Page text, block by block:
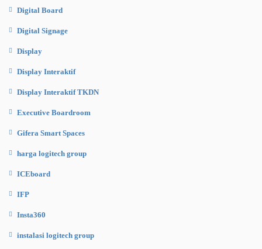
Digital Board
Digital Signage
Display
Display Interaktif
Display Interaktif TKDN
Executive Boardroom
Gifera Smart Spaces
harga logitech group
ICEboard
IFP
Insta360
instalasi logitech group